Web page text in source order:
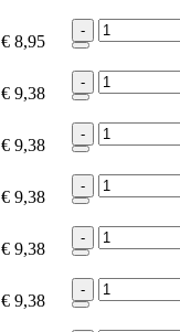
€ 8,95
-
€ 9,38
-
€ 9,38
-
€ 9,38
-
€ 9,38
-
€ 9,38
-